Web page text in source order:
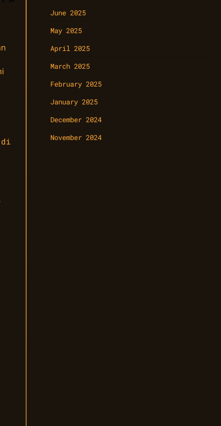
di
June 2025
May 2025
April 2025
March 2025
February 2025
January 2025
December 2024
November 2024